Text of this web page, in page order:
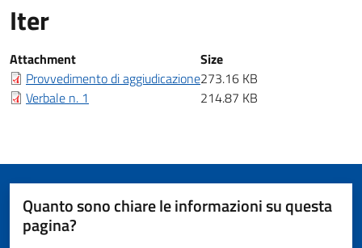
Iter
Iter
Attachment
Size
Provvedimento di aggiudicazione273.16 KB
Verbale n. 1
214.87 KB
Quanto sono chiare le informazioni su questa
pagina?